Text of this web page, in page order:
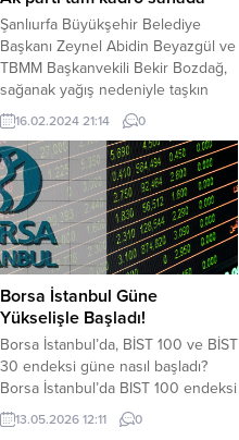
Şanlıurfa Büyükşehir Belediye
Başkanı Zeynel Abidin Beyazgül ve
TBMM Başkanvekili Bekir Bozdağ,
sağanak yağış nedeniyle taşkın
oluşan Kaynaklı ve Yarımsu
mahallelerinde incelemelerde
bulundu. Şanlıurfa Büyükşehir
Belediyesi 700 personel ve 200 iş
makinasıyla kent genelinde
çalışmalarını sürdürüyor.
Büyükşehir Belediyesi el birliğiyle
hasar oluşan mahallelerde yaraları
sarıyor. Şanlıurfa’da etkili olan
sağanak yağış...
16.02.2024 21:14 0
Borsa İstanbul Güne
Yükselişle Başladı!
Borsa İstanbul’da, BİST 100 ve BİST
30 endeksi güne nasıl başladı?
Borsa İstanbul’da BIST 100 endeksi
haftanın üçüncü işlem gününe
yükselişle başladı. BIST 100
13.05.2026 12:11 0